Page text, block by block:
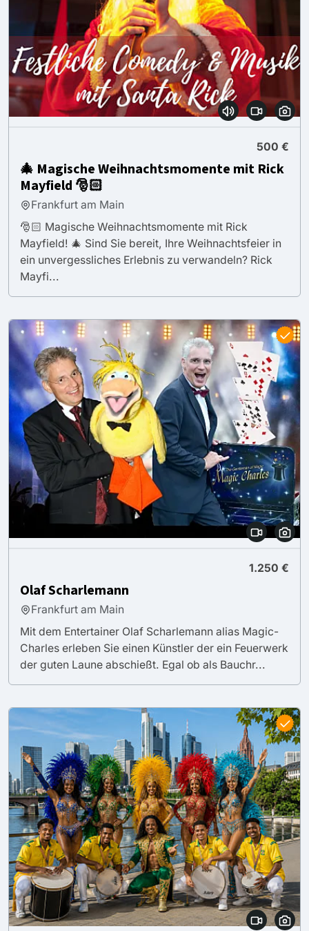
500 €
🎄 Magische Weihnachtsmomente mit Rick
Mayfield 🎅🏻
Frankfurt am Main
🎅🏻 Magische Weihnachtsmomente mit Rick
Mayfield! 🎄 Sind Sie bereit, Ihre Weihnachtsfeier in
ein unvergessliches Erlebnis zu verwandeln? Rick
Mayfi...
1.250 €
Olaf Scharlemann
Frankfurt am Main
Mit dem Entertainer Olaf Scharlemann alias Magic-
Charles erleben Sie einen Künstler der ein Feuerwerk
der guten Laune abschießt. Egal ob als Bauchr...